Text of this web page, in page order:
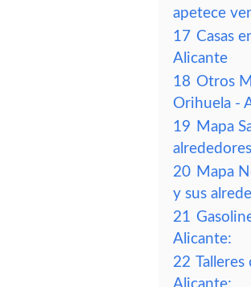
apetece ver
17 Casas
Alicante
18 Otros
Orihuela -
19 Mapa
alrededores
20 Mapa
y sus
21
Alicante:
22 Talleres